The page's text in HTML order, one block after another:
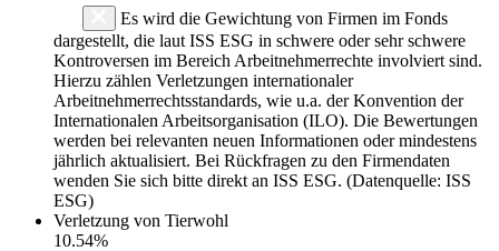
Es wird die Gewichtung von Firmen im Fonds
dargestellt, die laut ISS ESG in schwere oder sehr schwere
Kontroversen im Bereich Arbeitnehmerrechte involviert sind.
Hierzu zählen Verletzungen internationaler
Arbeitnehmerrechtsstandards, wie u.a. der Konvention der
Internationalen Arbeitsorganisation (ILO). Die Bewertungen
werden bei relevanten neuen Informationen oder mindestens
jährlich aktualisiert. Bei Rückfragen zu den Firmendaten
wenden Sie sich bitte direkt an ISS ESG. (Datenquelle: ISS
ESG)
Verletzung von Tierwohl
10.54%